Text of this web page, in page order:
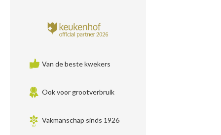
Van de beste kwekers
Ook voor grootverbruik
Vakmanschap sinds 1926